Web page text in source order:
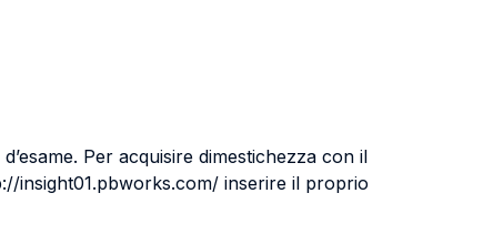
Per acquisire dimestichezza con il
insight01.pbworks.com/ inserire il proprio